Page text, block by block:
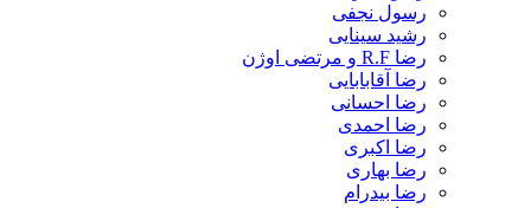
رسول نجفی
رشید سینایی
رضا R.F و مرتضی اوژن
رضا آقابابایی
رضا احسانی
رضا احمدی
رضا اکبری
رضا بهاری
رضا بیدرام